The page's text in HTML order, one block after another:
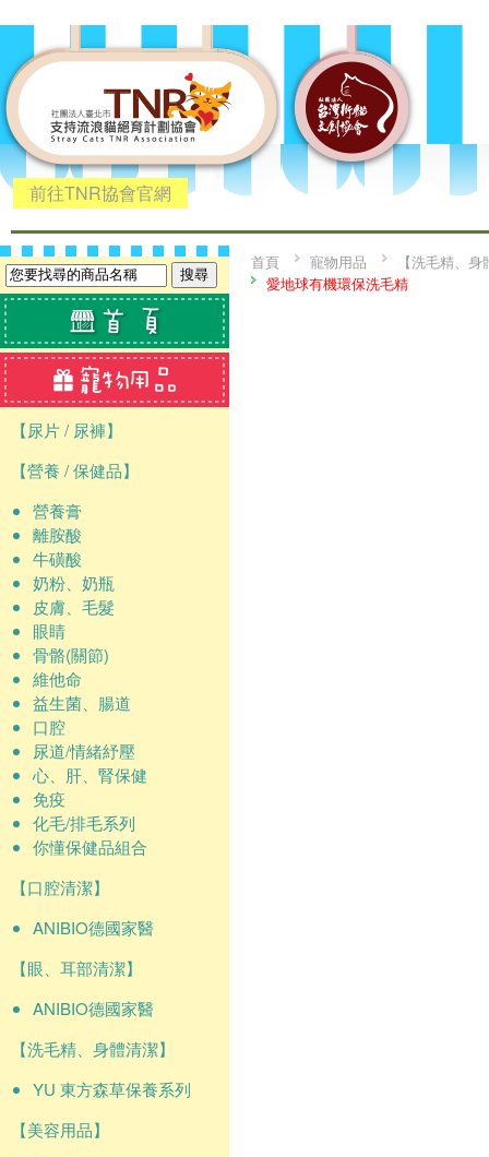
前往TNR協會官網
【尿片 / 尿褲】
【營養 / 保健品】
營養膏
離胺酸
牛磺酸
奶粉、奶瓶
皮膚、毛髮
眼睛
骨骼(關節)
維他命
益生菌、腸道
口腔
尿道/情緒紓壓
心、肝、腎保健
免疫
化毛/排毛系列
你懂保健品組合
【口腔清潔】
ANIBIO德國家醫
【眼、耳部清潔】
ANIBIO德國家醫
【洗毛精、身體清潔】
YU 東方森草保養系列
【美容用品】
首頁 寵物用品
【洗毛精、
愛地球有機環保洗毛精